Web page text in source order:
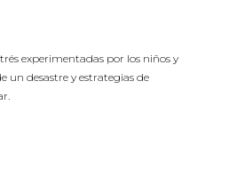
experimentadas por los niños y
un desastre y estrategias de